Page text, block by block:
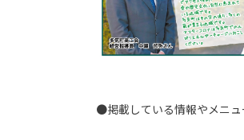
●掲載している情報やメニュ